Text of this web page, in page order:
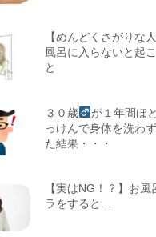
【めんどくさがりな
風呂に入らないと起
と
３０歳
が１年間ほ
っけんで身体を洗わ
た結果・・・
【実はNG！？】お風
ラをすると…